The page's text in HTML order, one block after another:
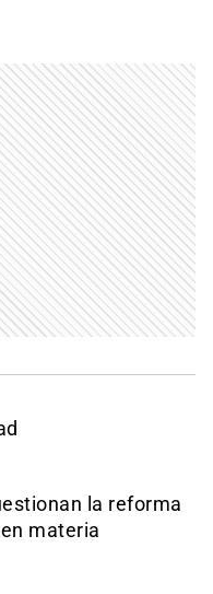
la reforma
materia